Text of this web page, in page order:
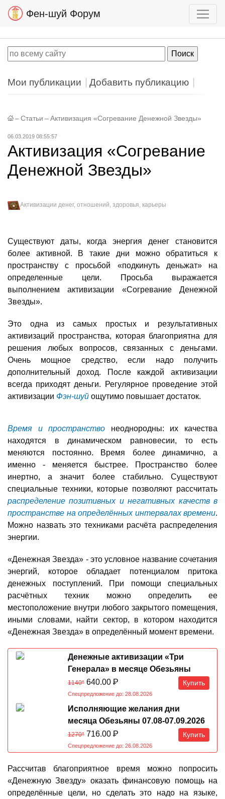
Фен-шуй Форум
Мои публикации Добавить публикацию
– Статьи – Активизация «Согревание Денежной Звезды»
06.03.2019 08:55:57
Активизация «Согревание
Денежной Звезды»
Активизации денег, отношений, здоровья, карьеры
Существуют даты, когда энергия денег становится
более активной. В такие дни можно обратиться к
пространству с просьбой «подкинуть деньжат» на
определенные цели. Просьба выражается
выполнением активизации «Согревание Денежной
Звезды».
Это одна из самых простых и результативных
активизаций пространства, которая благоприятна для
решения любых вопросов, связанных с деньгами.
Очень мощное средство, если надо получить
дополнительный доход. После каждой активизации
всегда приходят деньги. Регулярное проведение этой
активизации Фэн-шуй ощутимо повышает достаток.
Время и пространство неоднородны: их качества
находятся в динамическом равновесии, то есть
меняются постоянно. Время более динамично, а
именно - меняется быстрее. Пространство более
инертно, а значит более стабильно. Существуют
специальные техники, которые позволяют рассчитать
распределение позитивных и негативных качеств в
пространстве на определённых интервалах времени.
Можно назвать это техниками расчёта распределения
энергии.
«Денежная Звезда» - это условное название сочетания
энергий, которое обладает потенциалом притока
денежных поступлений. При помощи специальных
расчётных техник можно определить ее
местоположение внутри любого закрытого помещения,
иными словами, найти сектор, в котором находится
«Денежная Звезда» в определённый момент времени.
Денежные активизации «Три
Генерала» в месяце Обезьяны
07.08-07.09.2026
1140* 640.00 Р Купить
Спецпредложение до: 28.08.2026
Исполняющие желания дни
месяца Обезьяны 07.08-07.09.2026
1270* 716.00 Р Купить
Спецпредложение до: 26.08.2026
Рассчитав благоприятное время можно попросить
«Денежную Звезду» оказать финансовую помощь на
определённые цели, но сделать это надо на языке,